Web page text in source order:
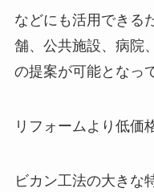
などにも活用できる
舗、公共施設、病院
の提案が可能となっ
リフォームより低価
ビカン工法の大きな